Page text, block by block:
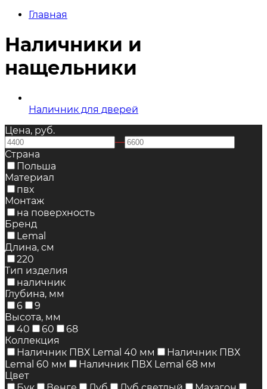
Главная
Наличники и
нащельники
Наличник для дверей
Цена, руб.
—
Страна
Польша
Материал
пвх
Монтаж
на поверхность
Бренд
Lemal
Длина, см
220
Тип изделия
наличник
Глубина, мм
6
9
Высота, мм
40
60
68
Коллекция
Наличник ПВХ Lemal 40 мм
Наличник ПВХ
Lemal 60 мм
Наличник ПВХ Lemal 68 мм
Цвет